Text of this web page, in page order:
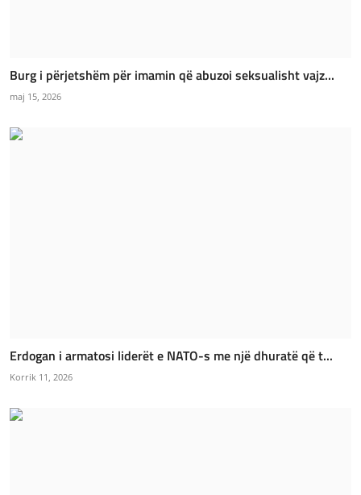
Burg i përjetshëm për imamin që abuzoi seksualisht vajz...
maj 15, 2026
Erdogan i armatosi liderët e NATO-s me një dhuratë që t...
Korrik 11, 2026